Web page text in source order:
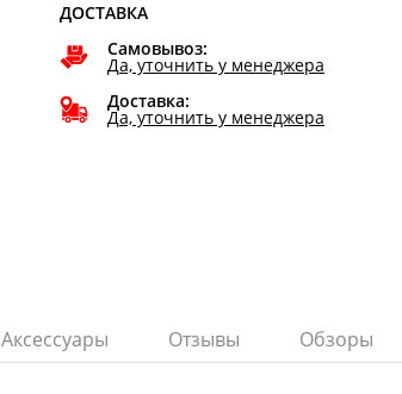
ДОСТАВКА
Самовывоз:
Да, уточнить у менеджера
Доставка:
Да, уточнить у менеджера
Аксессуары Отзывы Обзоры